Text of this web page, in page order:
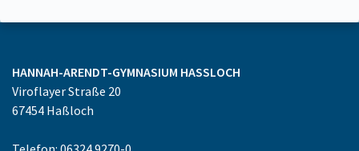
HANNAH-ARENDT-GYMNASIUM HASSLOCH
Viroflayer Straße 20
67454 Haßloch